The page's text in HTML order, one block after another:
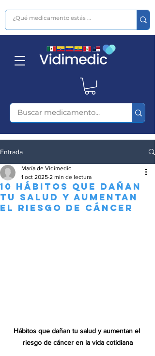
Entrada
10 hábitos que dañan
tu salud y aumentan
el riesgo de cáncer
María de Vidimedic
1 oct 2025 2 min de lectura
Hábitos que dañan tu salud y aumentan el
riesgo de cáncer en la vida cotidiana